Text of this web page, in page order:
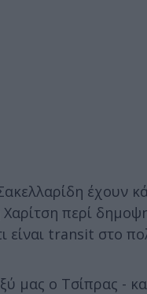
έχουν
περί
είναι transit στο
μας ο Τσίπρας -